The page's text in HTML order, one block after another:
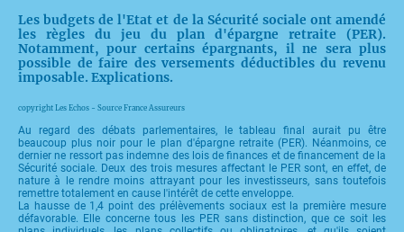
Les budgets de l'Etat et de la Sécurité sociale ont amendé
les règles du jeu du plan d'épargne retraite (PER).
Notamment, pour certains épargnants, il ne sera plus
possible de faire des versements déductibles du revenu
imposable. Explications.
copyright Les Echos - Source France Assureurs
Au regard des débats parlementaires, le tableau final aurait pu être
beaucoup plus noir pour le plan d'épargne retraite (PER). Néanmoins, ce
dernier ne ressort pas indemne des lois de finances et de financement de la
Sécurité sociale. Deux des trois mesures affectant le PER sont, en effet, de
nature à le rendre moins attrayant pour les investisseurs, sans toutefois
remettre totalement en cause l'intérêt de cette enveloppe.
La hausse de 1,4 point des prélèvements sociaux est la première mesure
défavorable. Elle concerne tous les PER sans distinction, que ce soit les